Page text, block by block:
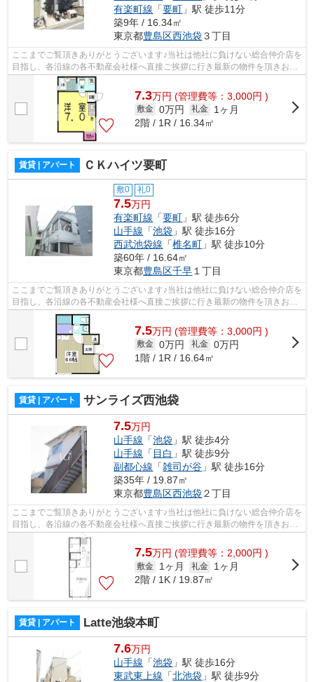
有楽町線 「要町 」駅 徒歩11分
築9年 / 16.34㎡
東京都豊島区西池袋３丁目
ここまでご覧頂きありがとうございます♪当社は他社に負けない総合仲介店を
目指し、各沿線の各不動産会社様へ直接ご挨拶に行き最新の物件を頂きお客
様へ提供しております！最新の情報は...
7.3万円 (管理費等：3,000円 )
敷金 0万円 礼金
1ヶ月
2階 / 1R / 16.34㎡
賃貸 | アパート ＣＫハイツ要町
敷0 礼0
7.5万円
有楽町線 「要町 」駅 徒歩6分
山手線 「池袋 」駅 徒歩16分
西武池袋線 「椎名町 」駅 徒歩10分
築60年 / 16.64㎡
東京都豊島区千早 １丁目
ここまでご覧頂きありがとうございます♪当社は他社に負けない総合仲介店を
目指し、各沿線の各不動産会社様へ直接ご挨拶に行き最新の物件を頂きお客
様へ提供しております！最新の情報は...
7.5万円 (管理費等：3,000円 )
敷金 0万円 礼金 0万円
1階 / 1R / 16.64㎡
賃貸 | アパート サンライズ西池袋
7.5万円
山手線 「池袋 」駅 徒歩4分
山手線 「 目白 」駅 徒歩9分
副都心線 「雑司が谷 」駅 徒歩16分
築35年 / 19.87㎡
東京都豊島区西池袋２丁目
ここまでご覧頂きありがとうございます♪当社は他社に負けない総合仲介店を
目指し、各沿線の各不動産会社様へ直接ご挨拶に行き最新の物件を頂きお客
様へ提供しております！最新の情報は...
7.5万円 (管理費等：2,000円 )
敷金 1ヶ月 礼金
1ヶ月
2階 / 1K / 19.87㎡
賃貸 | アパート Latte池袋本町
7.6万円
山手線 「池袋 」駅 徒歩16分
東武東上線 「北池袋 」駅 徒歩9分